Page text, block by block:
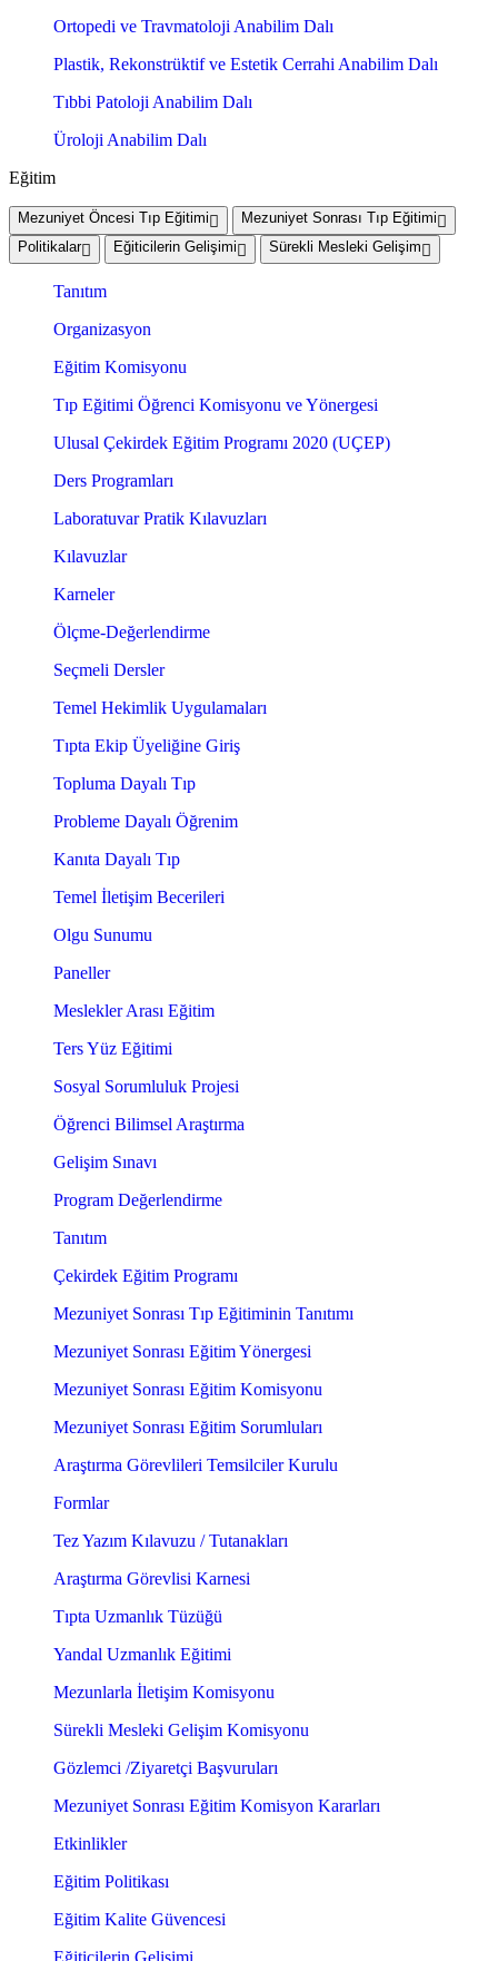
Ortopedi ve Travmatoloji Anabilim Dalı
Plastik, Rekonstrüktif ve Estetik Cerrahi Anabilim Dalı
Tıbbi Patoloji Anabilim Dalı
Üroloji Anabilim Dalı
Eğitim
Mezuniyet Öncesi Tıp Eğitimi
Mezuniyet Sonrası Tıp Eğitimi
Politikalar
Eğiticilerin Gelişimi Sürekli Mesleki Gelişim
Tanıtım
Organizasyon
Eğitim Komisyonu
Tıp Eğitimi Öğrenci Komisyonu ve Yönergesi
Ulusal Çekirdek Eğitim Programı 2020 (UÇEP)
Ders Programları
Laboratuvar Pratik Kılavuzları
Kılavuzlar
Karneler
Ölçme-Değerlendirme
Seçmeli Dersler
Temel Hekimlik Uygulamaları
Tıpta Ekip Üyeliğine Giriş
Topluma Dayalı Tıp
Probleme Dayalı Öğrenim
Kanıta Dayalı Tıp
Temel İletişim Becerileri
Olgu Sunumu
Paneller
Meslekler Arası Eğitim
Ters Yüz Eğitimi
Sosyal Sorumluluk Projesi
Öğrenci Bilimsel Araştırma
Gelişim Sınavı
Program Değerlendirme
Tanıtım
Çekirdek Eğitim Programı
Mezuniyet Sonrası Tıp Eğitiminin Tanıtımı
Mezuniyet Sonrası Eğitim Yönergesi
Mezuniyet Sonrası Eğitim Komisyonu
Mezuniyet Sonrası Eğitim Sorumluları
Araştırma Görevlileri Temsilciler Kurulu
Formlar
Tez Yazım Kılavuzu / Tutanakları
Araştırma Görevlisi Karnesi
Tıpta Uzmanlık Tüzüğü
Yandal Uzmanlık Eğitimi
Mezunlarla İletişim Komisyonu
Sürekli Mesleki Gelişim Komisyonu
Gözlemci /Ziyaretçi Başvuruları
Mezuniyet Sonrası Eğitim Komisyon Kararları
Etkinlikler
Eğitim Politikası
Eğitim Kalite Güvencesi